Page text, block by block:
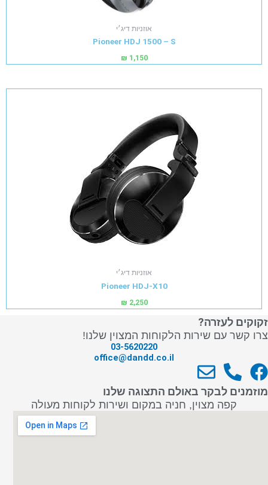
אוזניות דיג׳י
Pioneer HDJ 1500 – S
₪ 1,150
אוזניות דיג׳י
Pioneer HDJ-X10
₪ 2,250
זקוקים לעזרה?
צרו קשר עם שירות הלקוחות המצוין שלנו!
03-5620220
office@dandd.co.il
F
a
P
h
o
E
n
v
מוזמנים לבקר באולם התצוגה שלנו
קפה מצוין, חניה במקום ושירות לקוחות מעולה